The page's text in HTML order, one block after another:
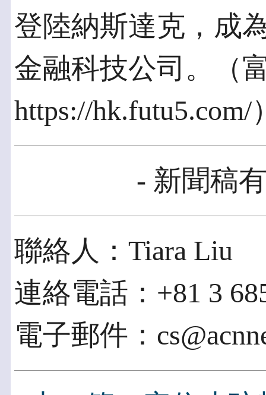
登陸納斯達克，成
金融科技公司。（
https://hk.futu5.com/
- 新聞稿
聯絡人：Tiara Liu
連絡電話：+81 3
電子郵件：